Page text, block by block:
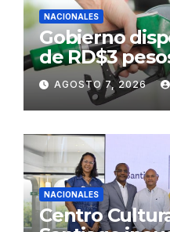
NACIONALES
Gobierno
de RD$3
premium y
AGOSTO 7, 2026
NACIONALES
Centro